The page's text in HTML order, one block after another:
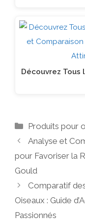
Découvrez Tous
Catégories
Produits pour
Analyse et
pour Favoriser la
Gould
Comparatif
Oiseaux : Guide
Passionnés